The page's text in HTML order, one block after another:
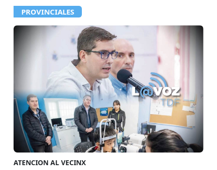
PROVINCIALES
ATENCION AL VECINX